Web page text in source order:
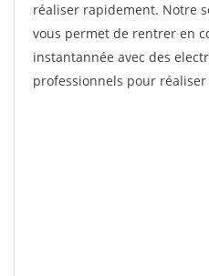
réaliser rapidement. Notre
vous permet de rentrer en
instantannée avec des
professionnels pour